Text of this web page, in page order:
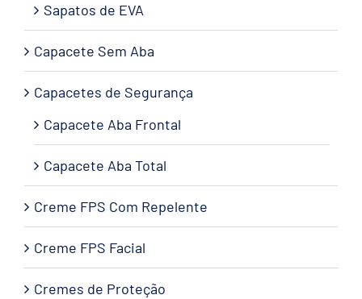
Sapatos de EVA
Capacete Sem Aba
Capacetes de Segurança
Capacete Aba Frontal
Capacete Aba Total
Creme FPS Com Repelente
Creme FPS Facial
Cremes de Proteção